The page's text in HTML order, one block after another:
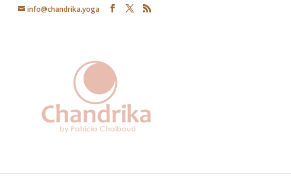
info@chandrika.yoga